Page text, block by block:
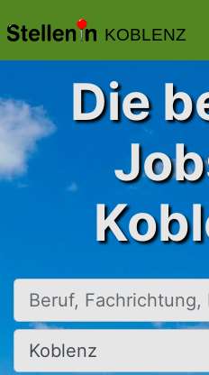
KOBLENZ
Die
Beruf, Fachrichtung, Firma
Ort, Stadt